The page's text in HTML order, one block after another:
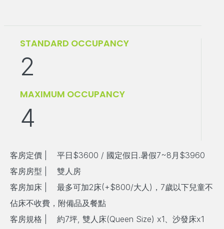
STANDARD OCCUPANCY
2
MAXIMUM OCCUPANCY
4
客房定價 | 平日$3600 / 國定假日.暑假7~8月$3960
客房房型
雙人房
客房加床
最多可加2床(+$800/大人 ) ， 7歲以下兒童不
佔床不收費，附備品及餐點
客房規格
約7坪 雙人床(Queen Size) x1 、沙發床x1